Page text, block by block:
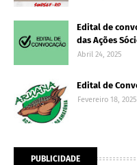
Edital de
das Ações
Abril 24, 2025
Edital de
Fevereiro 18, 2025
PUBLICIDADE